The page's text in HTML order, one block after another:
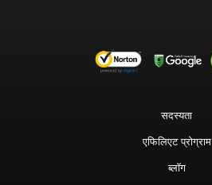
सदस्यता
एफिलिएट प्रोग्राम
ब्लॉग